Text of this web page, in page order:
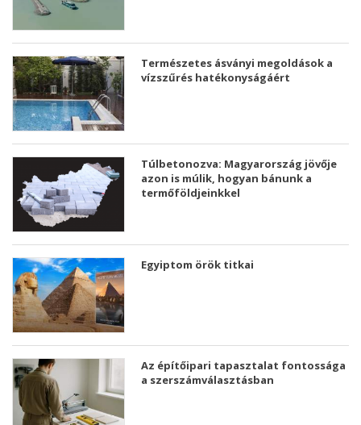
Természetes ásványi megoldások a
vízszűrés hatékonyságáért
Túlbetonozva: Magyarország jövője
azon is múlik, hogyan bánunk a
termőföldjeinkkel
Egyiptom örök titkai
Az építőipari tapasztalat fontossága
a szerszámválasztásban